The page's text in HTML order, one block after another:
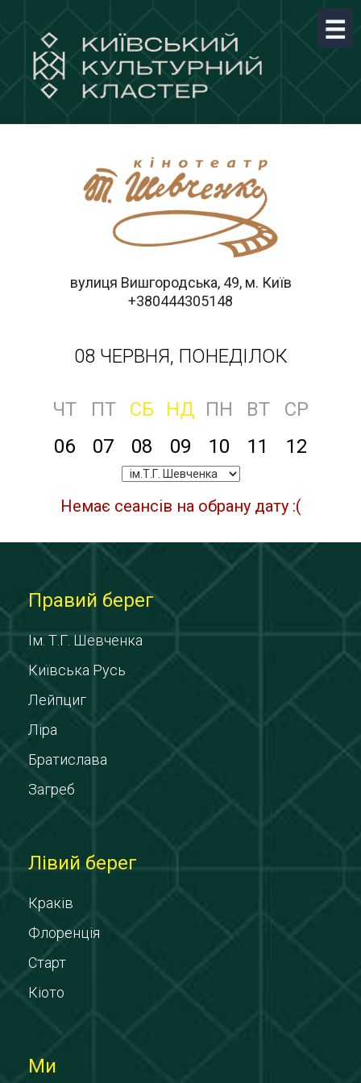
вулиця Вишгородська, 49, м. Київ
+380444305148
08 ЧЕРВНЯ, ПОНЕДІЛОК
ЧТ ПТ СБ НД ПН ВТ
СР
06
07 08 09 10 11 12
Немає сеансів на обрану дату :(
Правий берег
Ім. Т.Г. Шевченка
Київська Русь
Лейпциг
Ліра
Братислава
Загреб
Лівий берег
Краків
Флоренція
Старт
Кіото
Ми